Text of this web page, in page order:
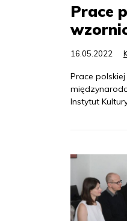
Prace
16.05.2022
Prace
Instytut